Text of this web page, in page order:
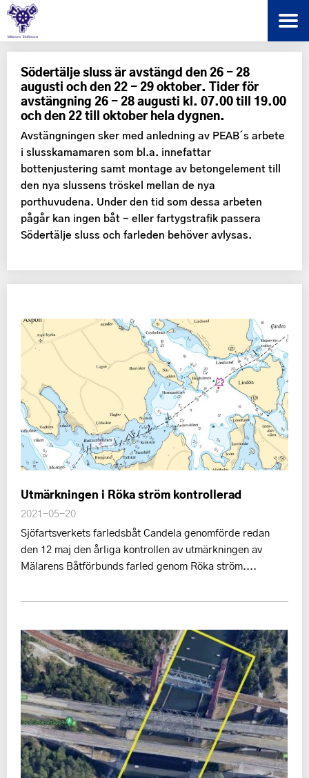
Södertälje sluss är avstängd den 26 - 28
augusti och den 22 - 29 oktober. Tider för
avstängning 26 - 28 augusti kl. 07.00 till 19.00
och den 22 till oktober hela dygnen.
Avstängningen sker med anledning av PEAB´s arbete
i slusskamamaren som bl.a. innefattar
bottenjustering samt montage av betongelement till
den nya slussens tröskel mellan de nya
porthuvudena. Under den tid som dessa arbeten
pågår kan ingen båt - eller fartygstrafik passera
Södertälje sluss och farleden behöver avlysas.
Utmärkningen i Röka ström kontrollerad
2021-05-20
Sjöfartsverkets farledsbåt Candela genomförde redan
den 12 maj den årliga kontrollen av utmärkningen av
Mälarens Båtförbunds farled genom Röka ström....